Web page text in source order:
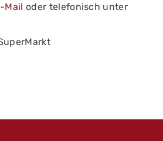
Mail oder telefonisch unter